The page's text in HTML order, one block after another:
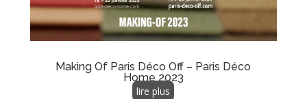
Making Of Paris Déco Off – Paris Déco
Home 2023
lire plus